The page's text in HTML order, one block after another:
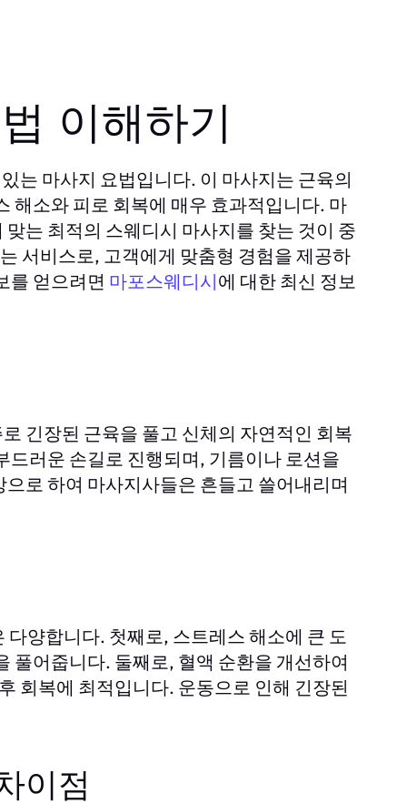
이해하기
는 마사지 요법입니다. 이 마사지는 근육의
해소와 피로 회복에 매우 효과적입니다. 마
는 최적의 스웨디시 마사지를 찾는 것이 중
서비스로, 고객에게 맞춤형 경험을 제공하
를 얻으려면 마포스웨디시에 대한 최신 정보
긴장된 근육을 풀고 신체의 자연적인 회복
러운 손길로 진행되며, 기름이나 로션을
로 하여 마사지사들은 흔들고 쓸어내리며
양합니다. 첫째로, 스트레스 해소에 큰 도
풀어줍니다. 둘째로, 혈액 순환을 개선하여
회복에 최적입니다. 운동으로 인해 긴장된
이점